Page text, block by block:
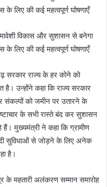
सरकार राज्य के हर कोने को
है। उन्होंने कहा कि राज्य सरकार
संकल्पों को जमीन पर उतारने के
के सभी रास्ते बंद कर सुशासन
हैं। मुख्यमंत्री ने कहा कि ग्रामीण
सुविधाओं से जोड़ने के लिए अनेक
है।
के महतारी अलंकरण सम्मान समारोह